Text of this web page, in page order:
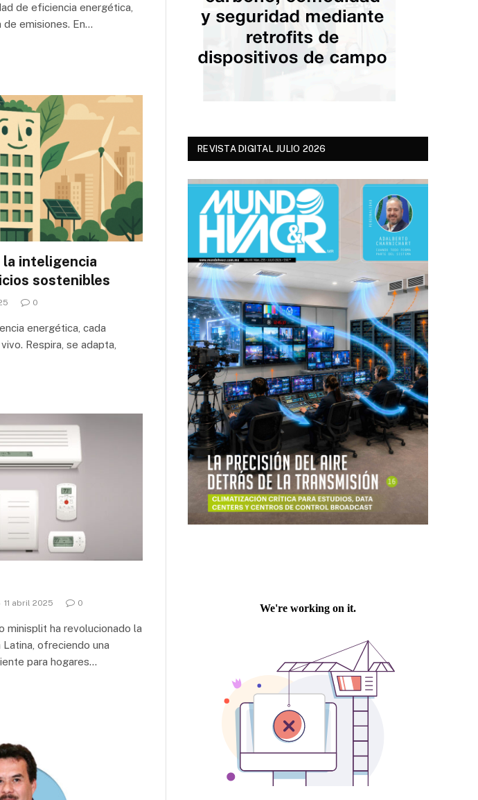
de eficiencia energética,
de emisiones. En…
inteligencia
sostenibles
0
energética, cada
Respira, se adapta,
11 abril 2025 0
minisplit ha revolucionado la
ofreciendo una
para hogares…
REVISTA DIGITAL JULIO 2026